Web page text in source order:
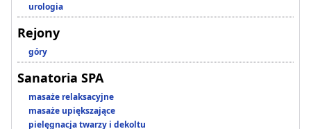
urologia
Rejony
góry
Sanatoria SPA
masaże relaksacyjne
masaże upiększające
pielęgnacja twarzy i dekoltu